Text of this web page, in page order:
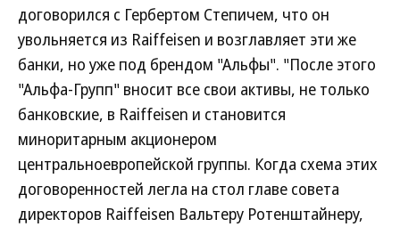
договорился с Гербертом Степичем, что он
увольняется из Raiffeisen и возглавляет эти же
банки, но уже под брендом "Альфы". "После этого
"Альфа-Групп" вносит все свои активы, не только
банковские, в Raiffeisen и становится
миноритарным акционером
центральноевропейской группы. Когда схема этих
договоренностей легла на стол главе совета
директоров Raiffeisen Вальтеру Ротенштайнеру,